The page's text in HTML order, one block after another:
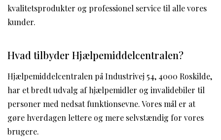
kvalitetsprodukter og professionel service til alle vores
kunder.
Hvad tilbyder Hjælpemiddelcentralen?
Hjælpemiddelcentralen på Industrivej 54, 4000 Roskilde,
har et bredt udvalg af hjælpemidler og invalidebiler til
personer med nedsat funktionsevne. Vores mål er at
gøre hverdagen lettere og mere selvstændig for vores
brugere.